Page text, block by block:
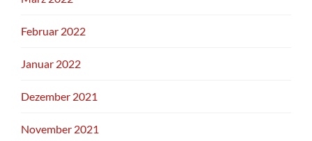
Februar 2022
Januar 2022
Dezember 2021
November 2021